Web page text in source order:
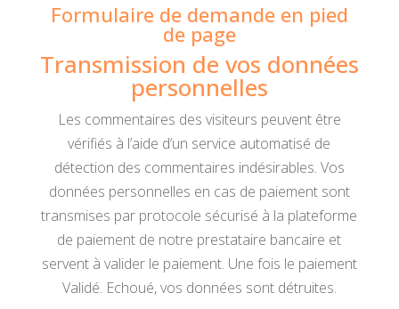
Formulaire de demande en pied
de page
Transmission de vos données
personnelles
Les commentaires des visiteurs peuvent être
vérifiés à l’aide d’un service automatisé de
détection des commentaires indésirables. Vos
données personnelles en cas de paiement sont
transmises par protocole sécurisé à la plateforme
de paiement de notre prestataire bancaire et
servent à valider le paiement. Une fois le paiement
Validé. Echoué, vos données sont détruites.